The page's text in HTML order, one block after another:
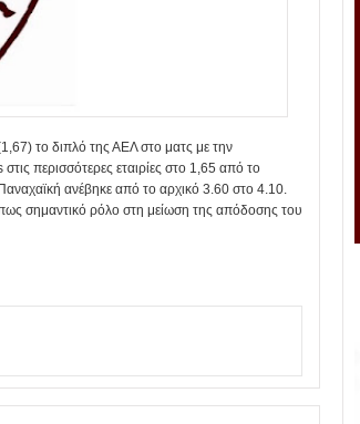
το διπλό της ΑΕΛ στο ματς με την
περισσότερες εταιρίες στο 1,65 από το
ανέβηκε από το αρχικό 3.60 στο 4.10.
σημαντικό ρόλο στη μείωση της απόδοσης του